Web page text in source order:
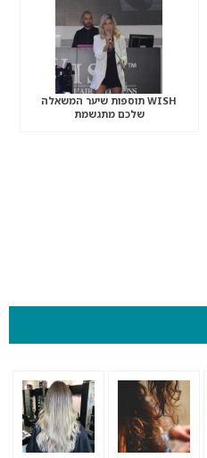
WISH תוספות שיער המשאלה
שלכם מתגשמת